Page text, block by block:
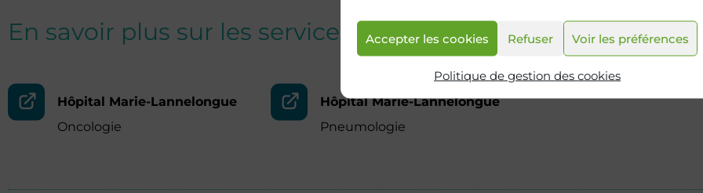
Accepter les cookies Refuser Voir les préférences
Politique de gestion des cookies
En savoir plus sur les services
Hôpital Marie-Lannelongue
Oncologie
Hôpital Marie-Lannelongue
Pneumologie